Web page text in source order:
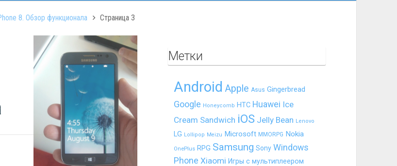
8. Обзор функционала Страница 3
Метки
Android Apple Asus Gingerbread
Google Honeycomb HTC Huawei Ice
Cream Sandwich iOS Jelly Bean Lenovo
LG Lollipop Meizu Microsoft MMORPG Nokia
OnePlus RPG Samsung Sony Windows
Phone Xiaomi Игры с мультиплеером